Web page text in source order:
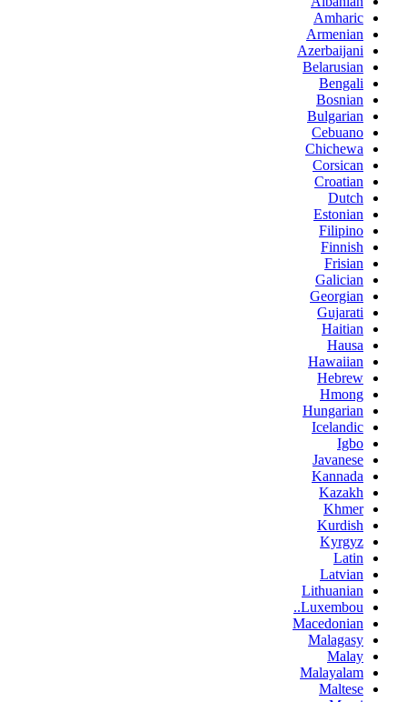
Amharic
Armenian
Azerbaijani
Belarusian
Bengali
Bosnian
Bulgarian
Cebuano
Chichewa
Corsican
Croatian
Dutch
Estonian
Filipino
Finnish
Frisian
Galician
Georgian
Gujarati
Haitian
Hausa
Hawaiian
Hebrew
Hmong
Hungarian
Icelandic
Igbo
Javanese
Kannada
Kazakh
Khmer
Kurdish
Kyrgyz
Latin
Latvian
Lithuanian
Luxembou..
Macedonian
Malagasy
Malay
Malayalam
Maltese